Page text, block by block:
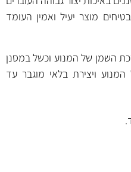
מוצר יעיל ואמין העומד
השמן של המנוע וכשל במסנן
ויצירת בלאי מוגבר עד